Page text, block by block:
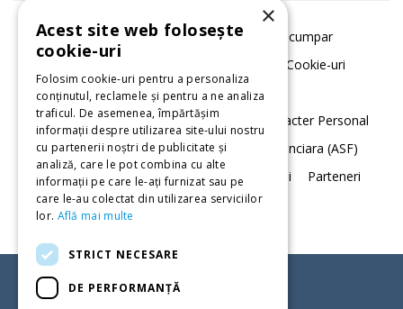
Despre noi Serviciile noastre
Cum cumpar
Politica de utilizare Cookie-uri
Acord cookie-uri
Notificare privind Prelucrarea Datelor cu Caracter Personal
Daune
Autoritatea de Supraveghere Financiara (ASF)
Data Protection
Contact Sugestii. Petitii
Parteneri
Registrul intermediarilor
CONTACTEAZA-NE ACUM
×
Acest site web folosește
cookie-uri
Folosim cookie-uri pentru a personaliza
conținutul, reclamele și pentru a ne analiza
traficul. De asemenea, împărtășim
informații despre utilizarea site-ului nostru
cu partenerii noștri de publicitate și
analiză, care le pot combina cu alte
informații pe care le-ați furnizat sau pe
care le-au colectat din utilizarea serviciilor
lor. Află mai multe
STRICT NECESARE
DE PERFORMANȚĂ